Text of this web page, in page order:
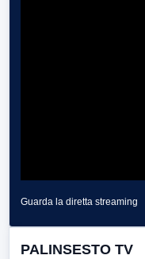
Guarda la diretta streaming
PALINSESTO TV